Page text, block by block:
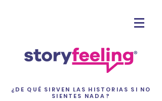
¿DE QUÉ SIRVEN LAS HISTORIAS SI NO
SIENTES NADA?